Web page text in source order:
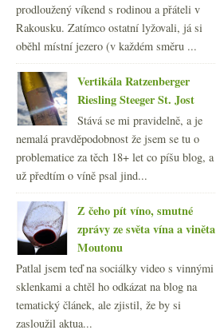
prodloužený víkend s rodinou a přáteli v
Rakousku. Zatímco ostatní lyžovali, já si
oběhl místní jezero (v každém směru ...
Vertikála Ratzenberger
Riesling Steeger St. Jost
Stává se mi pravidelně, a je
nemalá pravděpodobnost že jsem se tu o
problematice za těch 18+ let co píšu blog, a
už předtím o víně psal jind...
Z čeho pít víno, smutné
zprávy ze světa vína a viněta
Moutonu
Patlal jsem teď na sociálky video s vinnými
sklenkami a chtěl ho odkázat na blog na
tematický článek, ale zjistil, že by si
zasloužil aktua...